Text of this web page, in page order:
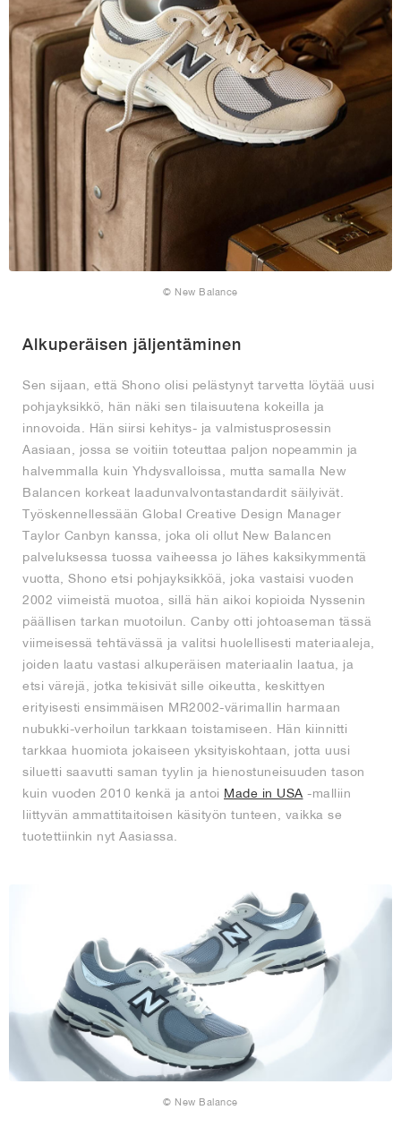
© New Balance
Alkuperäisen jäljentäminen
Sen sijaan, että Shono olisi pelästynyt tarvetta löytää uusi
pohjayksikkö, hän näki sen tilaisuutena kokeilla ja
innovoida. Hän siirsi kehitys- ja valmistusprosessin
Aasiaan, jossa se voitiin toteuttaa paljon nopeammin ja
halvemmalla kuin Yhdysvalloissa, mutta samalla New
Balancen korkeat laadunvalvontastandardit säilyivät.
Työskennellessään Global Creative Design Manager
Taylor Canbyn kanssa, joka oli ollut New Balancen
palveluksessa tuossa vaiheessa jo lähes kaksikymmentä
vuotta, Shono etsi pohjayksikköä, joka vastaisi vuoden
2002 viimeistä muotoa, sillä hän aikoi kopioida Nyssenin
päällisen tarkan muotoilun. Canby otti johtoaseman tässä
viimeisessä tehtävässä ja valitsi huolellisesti materiaaleja,
joiden laatu vastasi alkuperäisen materiaalin laatua, ja
etsi värejä, jotka tekisivät sille oikeutta, keskittyen
erityisesti ensimmäisen MR2002-värimallin harmaan
nubukki-verhoilun tarkkaan toistamiseen. Hän kiinnitti
tarkkaa huomiota jokaiseen yksityiskohtaan, jotta uusi
siluetti saavutti saman tyylin ja hienostuneisuuden tason
kuin vuoden 2010 kenkä ja antoi Made in USA -malliin
liittyvän ammattitaitoisen käsityön tunteen, vaikka se
tuotettiinkin nyt Aasiassa.
© New Balance